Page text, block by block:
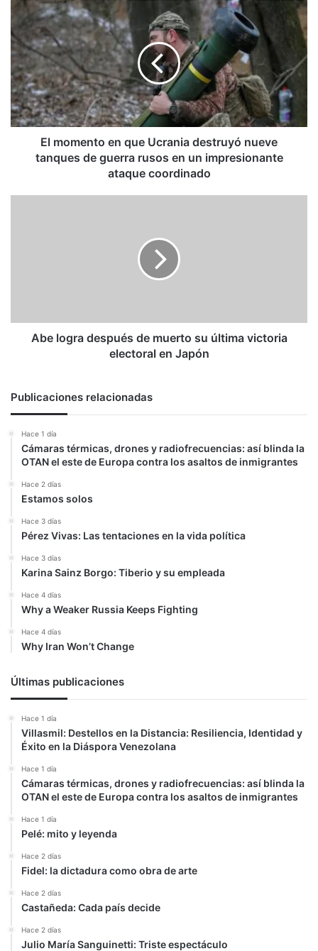
momento
en
que
Ucrania
destruyó
nueve
tanques
de
El momento en que Ucrania destruyó nueve
tanques de guerra rusos en un impresionante
ataque coordinado
electoral
Abe logra después de muerto su última victoria
electoral en Japón
Publicaciones relacionadas
Hace 1 día
Cámaras térmicas, drones y radiofrecuencias: así blinda la
OTAN el este de Europa contra los asaltos de inmigrantes
Hace 2 días
Estamos solos
Hace 3 días
Pérez Vivas: Las tentaciones en la vida política
Hace 3 días
Karina Sainz Borgo: Tiberio y su empleada
Hace 4 días
Why a Weaker Russia Keeps Fighting
Hace 4 días
Why Iran Won’t Change
Últimas publicaciones
Hace 1 día
Villasmil: Destellos en la Distancia: Resiliencia, Identidad y
Éxito en la Diáspora Venezolana
Hace 1 día
Cámaras térmicas, drones y radiofrecuencias: así blinda la
OTAN el este de Europa contra los asaltos de inmigrantes
Hace 1 día
Pelé: mito y leyenda
Hace 2 días
Fidel: la dictadura como obra de arte
Hace 2 días
Castañeda: Cada país decide
Hace 2 días
Julio María Sanguinetti: Triste espectáculo